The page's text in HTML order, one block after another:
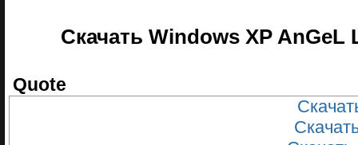
Скачать Windows XP AnGeL
Quote